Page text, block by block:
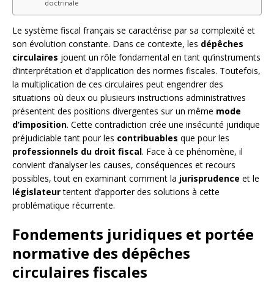
doctrinale
Le système fiscal français se caractérise par sa complexité et
son évolution constante. Dans ce contexte, les dépêches
circulaires jouent un rôle fondamental en tant qu’instruments
d’interprétation et d’application des normes fiscales. Toutefois,
la multiplication de ces circulaires peut engendrer des
situations où deux ou plusieurs instructions administratives
présentent des positions divergentes sur un même mode
d’imposition. Cette contradiction crée une insécurité juridique
préjudiciable tant pour les contribuables que pour les
professionnels du droit fiscal. Face à ce phénomène, il
convient d’analyser les causes, conséquences et recours
possibles, tout en examinant comment la jurisprudence et le
législateurtentent d’apporter des solutions à cette
problématique récurrente.
Fondements juridiques et portée
normative des dépêches
circulaires fiscales